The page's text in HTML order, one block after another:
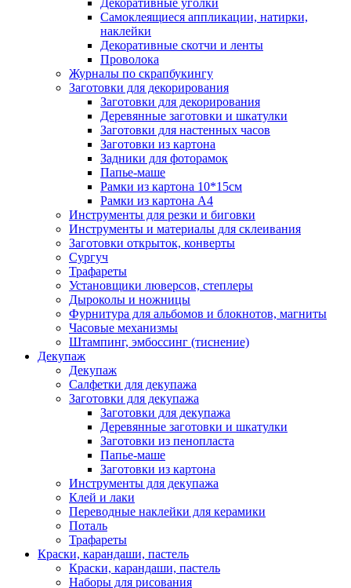
Декоративные уголки
Самоклеящиеся аппликации, натирки,
наклейки
Декоративные скотчи и ленты
Проволока
Журналы по скрапбукингу
Заготовки для декорирования
Заготовки для декорирования
Деревянные заготовки и шкатулки
Заготовки для настенных часов
Заготовки из картона
Задники для фоторамок
Папье-маше
Рамки из картона 10*15см
Рамки из картона А4
Инструменты для резки и биговки
Инструменты и материалы для склеивания
Заготовки открыток, конверты
Сургуч
Трафареты
Установщики люверсов, степлеры
Дыроколы и ножницы
Фурнитура для альбомов и блокнотов, магниты
Часовые механизмы
Штампинг, эмбоссинг (тиснение)
Декупаж
Декупаж
Салфетки для декупажа
Заготовки для декупажа
Заготовки для декупажа
Деревянные заготовки и шкатулки
Заготовки из пенопласта
Папье-маше
Заготовки из картона
Инструменты для декупажа
Клей и лаки
Переводные наклейки для керамики
Поталь
Трафареты
Краски, карандаши, пастель
Краски, карандаши, пастель
Наборы для рисования